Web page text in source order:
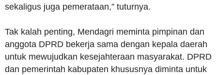
sekaligus juga pemerataan,” tuturnya.
Tak kalah penting, Mendagri meminta pimpinan dan
anggota DPRD bekerja sama dengan kepala daerah
untuk mewujudkan kesejahteraan masyarakat. DPRD
dan pemerintah kabupaten khususnya diminta untuk